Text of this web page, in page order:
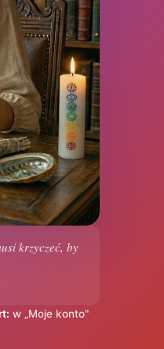
krzyczeć, by
w „Moje konto"